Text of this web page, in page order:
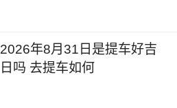
2026年8月31日是提车好吉
日吗 去提车如何